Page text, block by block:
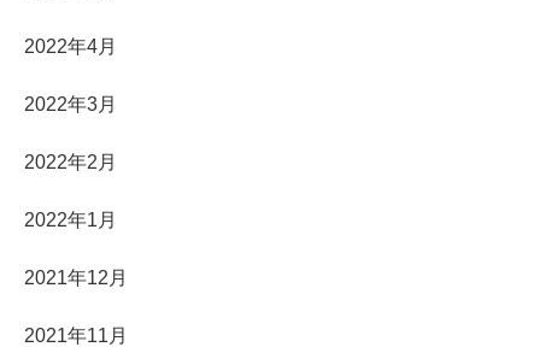
2022年4月
2022年3月
2022年2月
2022年1月
2021年12月
2021年11月